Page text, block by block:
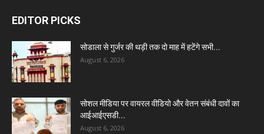
EDITOR PICKS
सोडाला से गुर्जर की थड़ी तक दो माह में हटेंगे सभी...
August 6, 2026
सोशल मीडिया पर वायरल वीडियो और वेतन संबंधी दावों का
आईआईएसडी...
August 6, 2026